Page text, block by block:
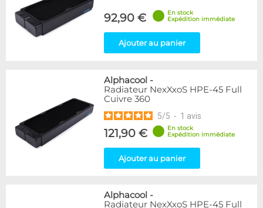
92,90 €
En stock
Expédition immédiate
Ajouter au panier
Alphacool -
Radiateur NexXxoS HPE-45 Full
Cuivre 360
5/5 - 1 avis
121,90 €
En stock
Expédition immédiate
Ajouter au panier
Alphacool -
Radiateur NexXxoS HPE-45 Full